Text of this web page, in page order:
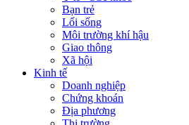
Bạn trẻ
Lối sống
Môi trường khí hậu
Giao thông
Xã hội
Kinh tế
Doanh nghiệp
Chứng khoán
Địa phương